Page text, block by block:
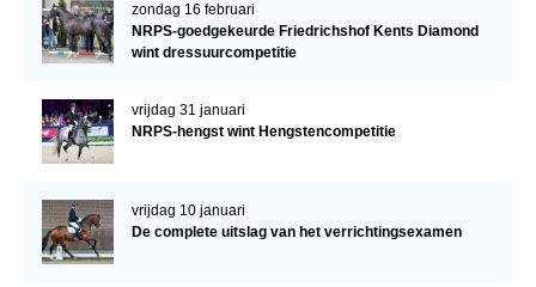
zondag 16 februari
NRPS-goedgekeurde Friedrichshof Kents Diamond
wint dressuurcompetitie
vrijdag 31 januari
NRPS-hengst wint Hengstencompetitie
vrijdag 10 januari
De complete uitslag van het verrichtingsexamen